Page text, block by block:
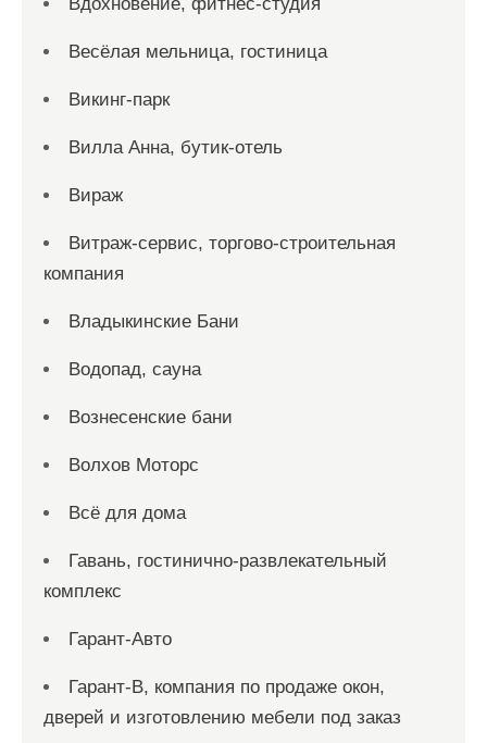
Весёлая мельница, гостиница
Викинг-парк
Вилла Анна, бутик-отель
Вираж
Витраж-сервис, торгово-строительная
компания
Владыкинские Бани
Водопад, сауна
Вознесенские бани
Волхов Моторс
Всё для дома
Гавань, гостинично-развлекательный
комплекс
Гарант-Авто
Гарант-В, компания по продаже окон,
дверей и изготовлению мебели под заказ